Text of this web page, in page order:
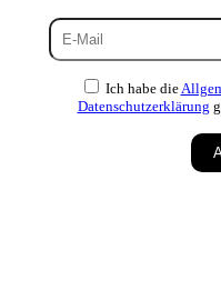
Ich habe die
Datenschutzerklärung